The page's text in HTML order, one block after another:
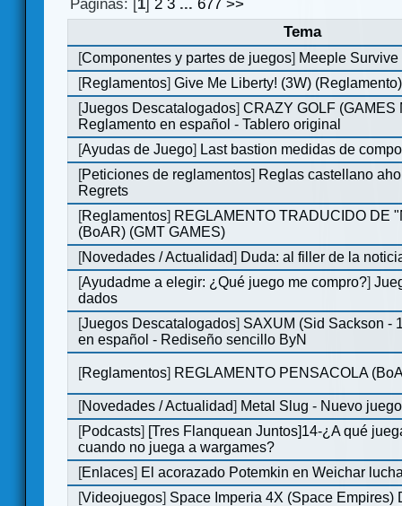
Páginas: [1]2 3 ...677 >>
Tema
[Componentes y partes de juegos] Meeple
[Reglamentos]Give Me Liberty! (3W) (Reglamento)
[Juegos Descatalogados]CRAZY GOLF (GAMES
Reglamento en español - Tablero original
[Ayudas de Juego] Last bastion medidas de
[Peticiones de reglamentos] Reglas castellano
Regrets
[Reglamentos] REGLAMENTO TRADUCIDO DE
(BoAR) (GMT GAMES)
[Novedades / Actualidad] Duda: al filler de la
[Ayudadme a elegir: ¿Qué juego me compro?]
dados
[Juegos Descatalogados] SAXUM (Sid Sackson -
en español - Rediseño sencillo ByN
[Reglamentos] REGLAMENTO PENSACOLA
[Novedades / Actualidad] Metal Slug - Nuevo
[Podcasts] [Tres Flanquean Juntos]14-¿A qué
cuando no juega a wargames?
[Enlaces] El acorazado Potemkin en Weichar
[Videojuegos] Space Imperia 4X (Space Empires)